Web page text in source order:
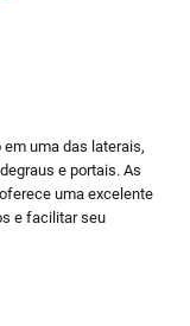
uma das laterais,
e portais. As
uma excelente
e facilitar seu